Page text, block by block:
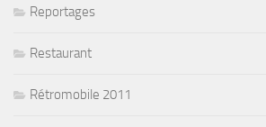
Reportages
Restaurant
Rétromobile 2011